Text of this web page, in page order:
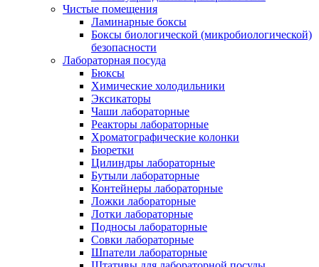
Чистые помещения
Ламинарные боксы
Боксы биологической (микробиологической)
безопасности
Лабораторная посуда
Бюксы
Химические холодильники
Эксикаторы
Чаши лабораторные
Реакторы лабораторные
Хроматографические колонки
Бюретки
Цилиндры лабораторные
Бутыли лабораторные
Контейнеры лабораторные
Ложки лабораторные
Лотки лабораторные
Подносы лабораторные
Совки лабораторные
Шпатели лабораторные